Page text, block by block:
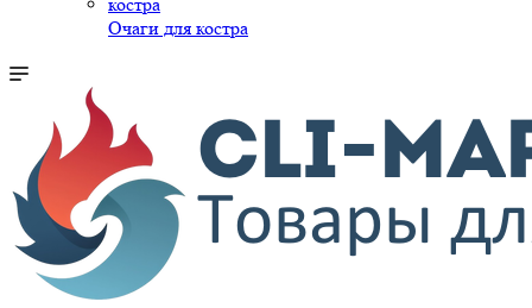
Очаги для костра